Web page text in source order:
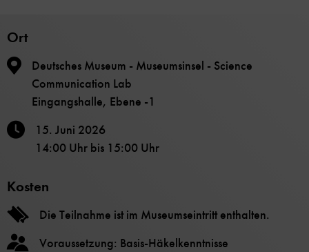
Ort
Deutsches Museum - Museumsinsel - Science
Communication Lab
Eingangshalle, Ebene -1
15. Juni 2026
14:00 Uhr bis 15:00 Uhr
Kosten
Die Teilnahme ist im Museumseintritt enthalten.
Voraussetzung: Basis-Häkelkenntnisse